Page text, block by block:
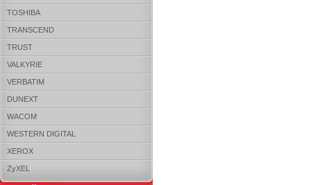
TOSHIBA
TRANSCEND
TRUST
VALKYRIE
VERBATIM
DUNEXT
WACOM
WESTERN DIGITAL
XEROX
ZyXEL